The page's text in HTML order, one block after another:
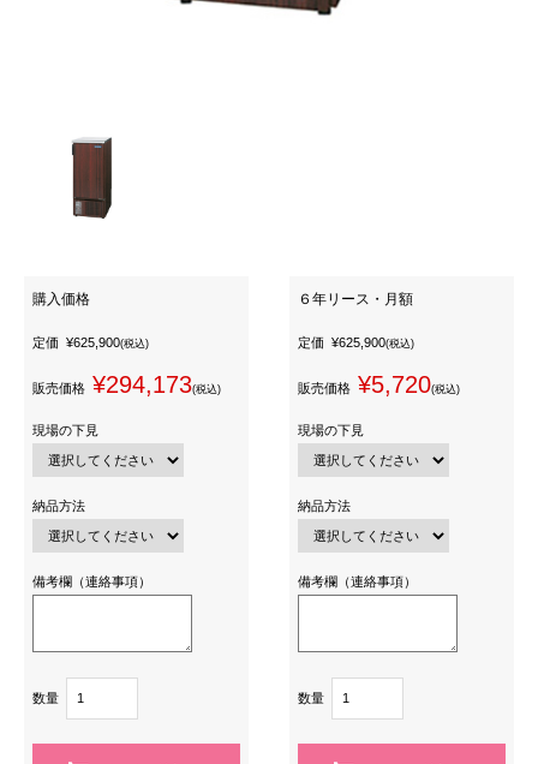
購入価格
定価 ¥625,900(税込)
販売価格 ¥294,173(税込)
現場の下見
納品方法
備考欄（連絡事項）
数量
６年リース・月額
定価 ¥625,900(税込)
販売価格 ¥5,720(税込)
現場の下見
納品方法
備考欄（連絡事項）
数量